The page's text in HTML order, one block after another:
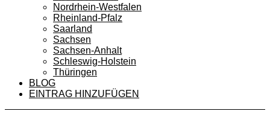
Nordrhein-Westfalen
Rheinland-Pfalz
Saarland
Sachsen
Sachsen-Anhalt
Schleswig-Holstein
Thüringen
BLOG
EINTRAG HINZUFÜGEN